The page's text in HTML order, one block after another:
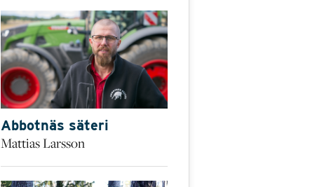
Abbotnäs säteri
Mattias Larsson